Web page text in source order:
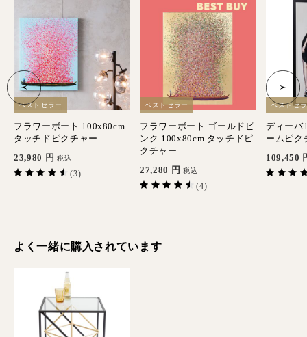
ベストセラー
フラワーボート 100x80cm
タッチドピクチャー
23,980 円 税込
(3)
ベストセラー
フラワーボート ゴールドピ
ンク 100x80cm タッチドピ
クチャー
27,280 円 税込
(4)
ベストセ
ディーバ
ームピク
109,450
よく一緒に購入されています